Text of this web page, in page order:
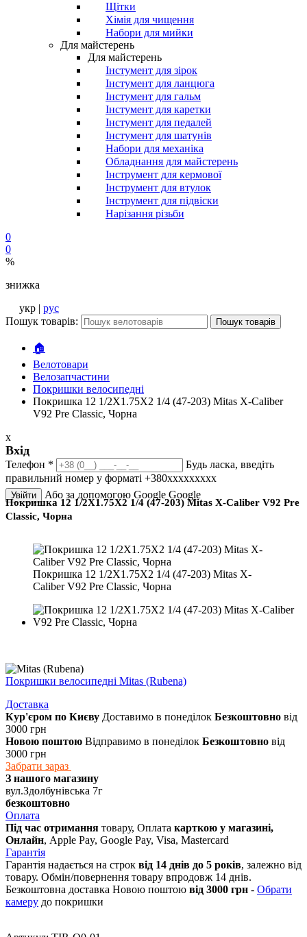
Щітки
Хімія для чищення
Набори для мийки
Для майстерень
Для майстерень
Інстумент для зірок
Інстумент для ланцюга
Інстумент для гальм
Інстумент для каретки
Інстумент для педалей
Інстумент для шатунів
Набори для механіка
Обладнання для майстерень
Інструмент для кермової
Інструмент для втулок
Інструмент для підвіски
Нарізання різьби
0
0
%
знижка
укр | рус
Пошук товарів:
Пошук товарів
🏠
Велотовари
Велозапчастини
Покришки велосипедні
Покришка 12 1/2X1.75X2 1/4 (47-203) Mitas X-Caliber
V92 Pre Classic, Чорна
x
Вхід
Телефон *
Будь ласка, введіть
правильний номер у форматі +380ххххххххх
Увійти Або за допомогою Google Google
Покришка 12 1/2X1.75X2 1/4 (47-203) Mitas X-Caliber V92 Pre
Classic, Чорна
Покришка 12 1/2X1.75X2 1/4 (47-203) Mitas X-
Caliber V92 Pre Classic, Чорна
Покришки велосипедні Mitas (Rubena)
Доставка
Кур'єром по Києву Доставимо в понеділок Безкоштовно від
3000 грн
Новою поштою Відправимо в понеділок Безкоштовно від
3000 грн
Забрати зараз
З нашого магазину
вул.Здолбунівська 7г
безкоштовно
Оплата
Під час отримання товару, Оплата карткою у магазині,
Онлайн, Apple Pay, Google Pay, Visa, Mastercard
Гарантія
Гарантія надається на строк від 14 днів до 5 років, залежно від
товару. Обмін/повернення товару впродовж 14 днів.
Безкоштовна доставка Новою поштою від 3000 грн - Обрати
камеру до покришки